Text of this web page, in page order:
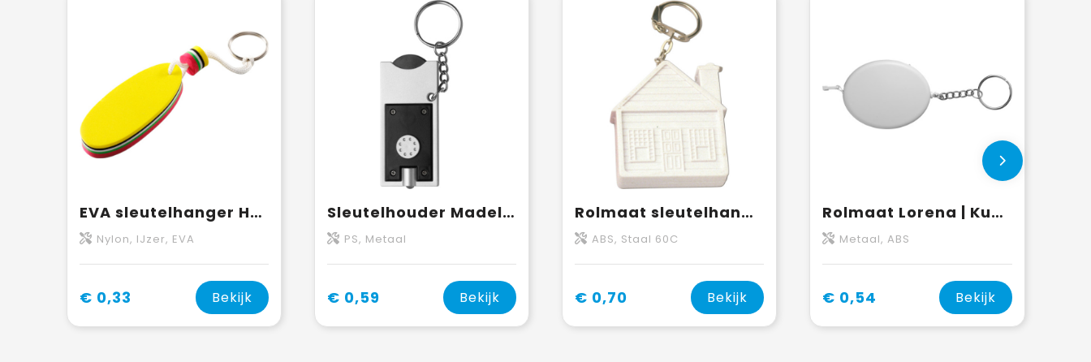
EVA sleutelhanger Hamid
Nylon, IJzer, EVA
€ 0,33 Bekijk
Sleutelhouder Madeleine | LED | Munt
PS, Metaal
€ 0,59 Bekijk
Rolmaat sleutelhanger Dane | Kunststof | 2 meter | Huisvorm
ABS, Staal 60C
€ 0,70 Bekijk
Rolmaat Lorena | Kunststof | 1,5 meter
Metaal, ABS
€ 0,54 Bekijk